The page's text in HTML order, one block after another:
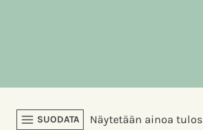
SUODATA Näytetään ainoa tulos